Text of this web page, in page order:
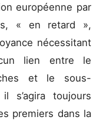
européenne par
« en retard »,
nécessitant
lien entre le
et le sous-
s’agira toujours
premiers dans la